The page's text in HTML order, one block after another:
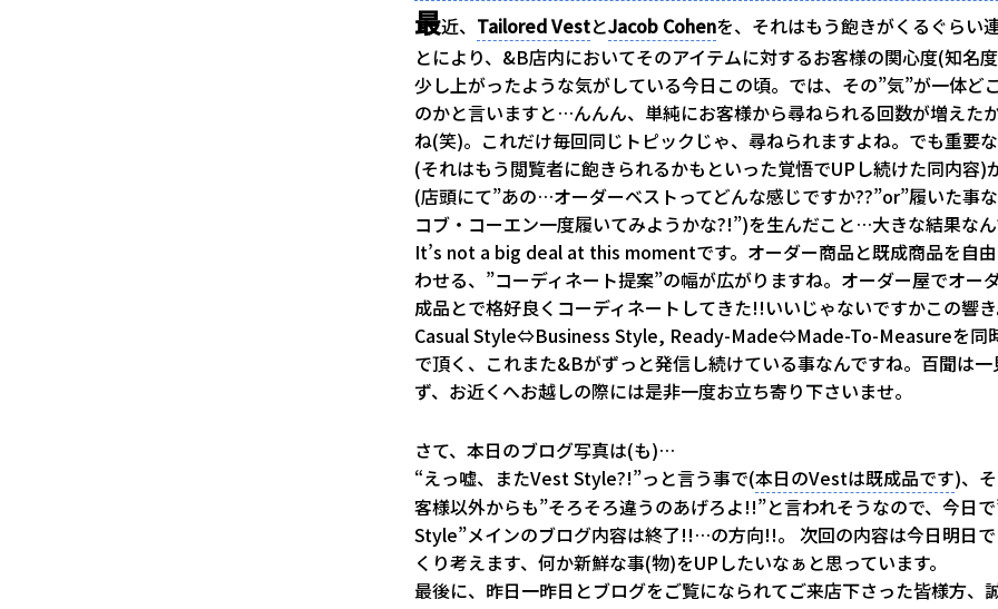
最近、 Tailored VestとJacob Cohenを、それはもう飽きがくるぐらい
とにより、&B店内においてそのアイテムに対するお客様の関心度(知名
少し上がったような気がしている今日この頃。では、その”気”が一体ど
のかと言いますと…んんん、単純にお客様から尋ねられる回数が増えた
ね(笑)。これだけ毎回同じトピックじゃ、尋ねられますよね。でも重要
(それはもう閲覧者に飽きられるかもといった覚悟でUPし続けた同内容)
(店頭にて”あの…オーダーベストってどんな感じですか??”or”履いた事
コブ・コーエン一度履いてみようかな?!”)を生んだこと…大きな結果な
It’s not a big deal at this momentです。オーダー商品と既成商品を自
わせる、”コーディネート提案”の幅が広がりますね。オーダー屋でオー
成品とで格好良くコーディネートしてきた!!いいじゃないですかこの響
Casual Style⇔Business Style, Ready-Made⇔Made-To-Measureを同
で頂く、これまた&Bがずっと発信し続けている事なんですね。百聞は
ず、お近くへお越しの際には是非一度お立ち寄り下さいませ。
さて、本日のブログ写真は(も)…
“えっ嘘、またVest Style?!”っと言う事で(本日のVestは既成品です)、
客様以外からも”そろそろ違うのあげろよ!!”と言われそうなので、今日
Style”メインのブログ内容は終了!!…の方向!!。 次回の内容は今日明日
くり考えます、何か新鮮な事(物)をUPしたいなぁと思っています。
最後に、昨日一昨日とブログをご覧になられてご来店下さった皆様方、